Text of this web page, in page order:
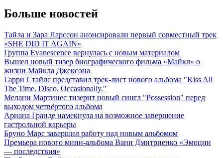
Больше новостей
Тайла и Зара Ларссон анонсировали первый совместный трек
«SHE DID IT AGAIN»
Группа Evanescence вернулась с новым материалом
Вышел новый тизер биографического фильма «Майкл» о
жизни Майкла Джексона
Гарри Стайлс представил трек-лист нового альбома "Kiss All
The Time. Disco, Occasionally."
Мелани Мартинес тизерит новый сингл "Possession" перед
выходом четвёртого альбома
Ариана Гранде намекнула на возможное завершение
гастрольной карьеры
Бруно Марс завершил работу над новым альбомом
Премьера нового мини-альбома Вани Дмитриенко «Эмоции
— последствия»